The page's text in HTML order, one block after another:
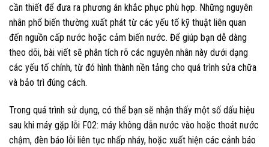
cần thiết để đưa ra phương án khắc phục phù hợp. Những nguyên
nhân phổ biến thường xuất phát từ các yếu tố kỹ thuật liên quan
đến nguồn cấp nước hoặc cảm biến nước. Để giúp bạn dễ dàng
theo dõi, bài viết sẽ phân tích rõ các nguyên nhân này dưới dạng
các yếu tố chính, từ đó hình thành nền tảng cho quá trình sửa chữa
và bảo trì đúng cách.
Trong quá trình sử dụng, có thể bạn sẽ nhận thấy một số dấu hiệu
sau khi máy gặp lỗi F02: máy không dẫn nước vào hoặc thoát nước
chậm, đèn báo lỗi liên tục nhấp nháy, hoặc xuất hiện các cảnh báo